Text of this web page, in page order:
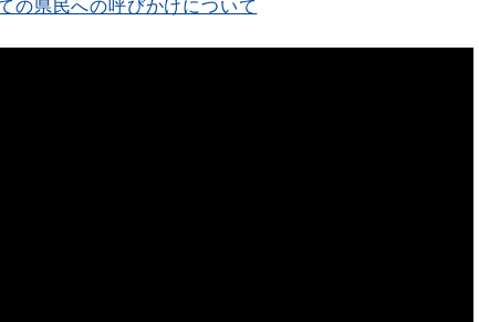
の県民への呼びかけについて